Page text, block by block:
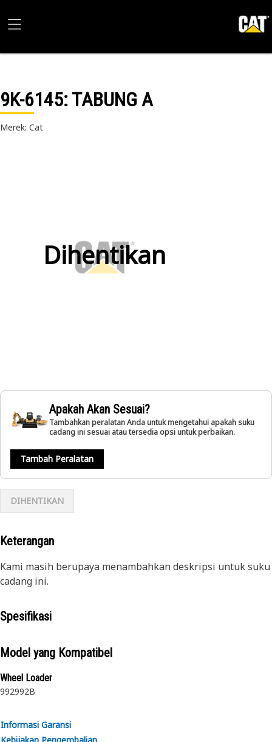
9K-6145: TABUNG A
Merek: Cat
Dihentikan
Apakah Akan Sesuai?
Tambahkan peralatan Anda untuk mengetahui apakah suku
cadang ini sesuai atau tersedia opsi untuk perbaikan.
Tambah Peralatan
DIHENTIKAN
Keterangan
Kami masih berupaya menambahkan deskripsi untuk suku
cadang ini.
Spesifikasi
Model yang Kompatibel
Wheel Loader
992992B
Informasi Garansi